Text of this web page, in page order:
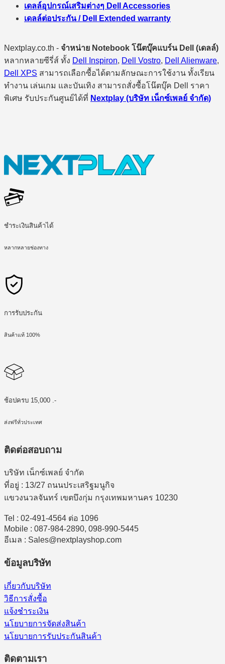
เดลล์อุปกรณ์เสริมต่างๆ Dell Accessories
เดลล์ต่อประกัน / Dell Extended warranty
Nextplay.co.th - จำหน่าย Notebook โน๊ตบุ๊คแบร์น Dell (เดลล์)
หลากหลายซีรี่ส์ ทั้ง Dell Inspiron, Dell Vostro, Dell Alienware,
Dell XPS สามารถเลือกซื้อได้ตามลักษณะการใช้งาน ทั้งเรียน
ทำงาน เล่นเกม และบันเทิง สามารถสั่งซื้อโน๊ตบุ๊ค Dell ราคา
พิเศษ รับประกันศูนย์ได้ที่ Nextplay (บริษัท เน็กซ์เพลย์ จำกัด)
ชำระเงินสินค้าได้
หลากหลายช่องทาง
การรับประกัน
สินค้าแท้ 100%
ช้อปครบ 15,000 .-
ส่งฟรีทั่วประเทศ
ติดต่อสอบถาม
บริษัท เน็กซ์เพลย์ จำกัด
ที่อยู่ : 13/27 ถนนประเสริฐมนูกิจ
แขวงนวลจันทร์ เขตบึงกุ่ม กรุงเทพมหานคร 10230
Tel : 02-491-4564 ต่อ 1096
Mobile : 087-984-2890, 098-990-5445
อีเมล : Sales@nextplayshop.com
ข้อมูลบริษัท
เกี่ยวกับบริษัท
วิธีการสั่งซื้อ
แจ้งชำระเงิน
นโยบายการจัดส่งสินค้า
นโยบายการรับประกันสินค้า
ติดตามเรา